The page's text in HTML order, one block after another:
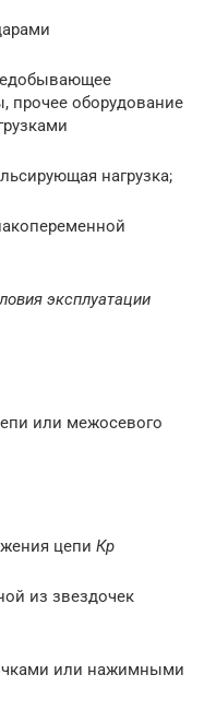
прочее оборудование
нагрузка;
эксплуатации
или межосевого
цепи Кр
из звездочек
или нажимными